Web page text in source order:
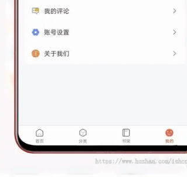
没有账号？立即注册
用户协议 隐私政策